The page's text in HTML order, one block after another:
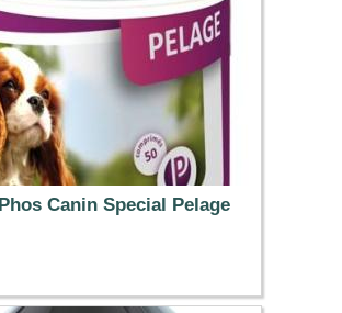
Canin Special Pelage
16.19 €